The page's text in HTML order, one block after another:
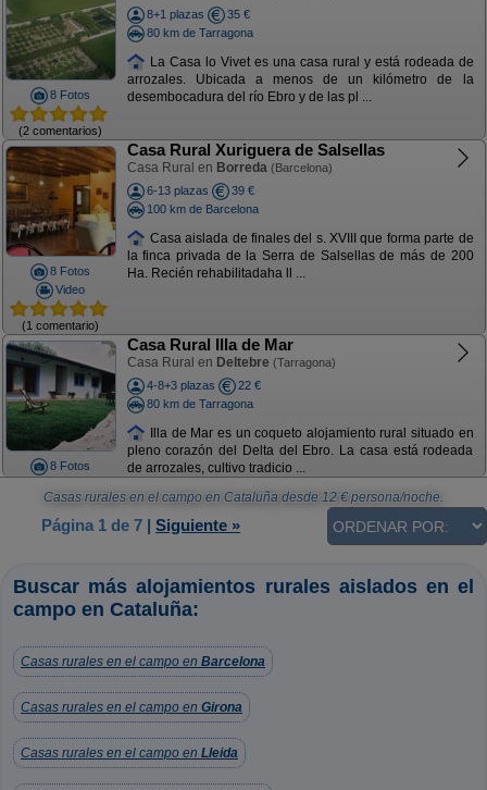
8 Fotos
(2 comentarios)
8+1 plazas
35 €
80 km de Tarragona
La Casa lo Vivet es una casa rural y está rodeada de
arrozales. Ubicada a menos de un kilómetro de la
desembocadura del río Ebro y de las pl ...
8 Fotos
Video
(1 comentario)
Casa Rural Xuriguera de Salsellas
Casa Rural en Borreda (Barcelona)
6-13 plazas
39 €
100 km de Barcelona
Casa aislada de finales del s. XVIII que forma parte de
la finca privada de la Serra de Salsellas de más de 200
Ha. Recién rehabilitadaha ll ...
8 Fotos
Casa Rural Illa de Mar
Casa Rural en Deltebre (Tarragona)
4-8+3 plazas
22 €
80 km de Tarragona
Illa de Mar es un coqueto alojamiento rural situado en
pleno corazón del Delta del Ebro. La casa está rodeada
de arrozales, cultivo tradicio ...
Casas rurales en el campo en Cataluña desde 12 € persona/noche.
Página 1 de 7 | Siguiente »
Buscar más alojamientos rurales aislados en el
campo en Cataluña:
Casas rurales en el campo en Barcelona
Casas rurales en el campo en Girona
Casas rurales en el campo en Lleida